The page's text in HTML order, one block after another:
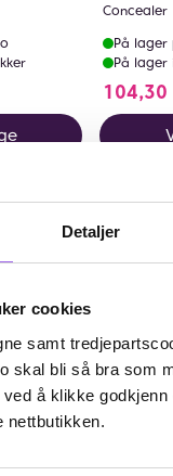
Detaljer
cookies
samt
skal bli så bra som
å klikke godkjenn
nettbutikken.
for 119 NOK,
Concealer
På
På lager
104,30